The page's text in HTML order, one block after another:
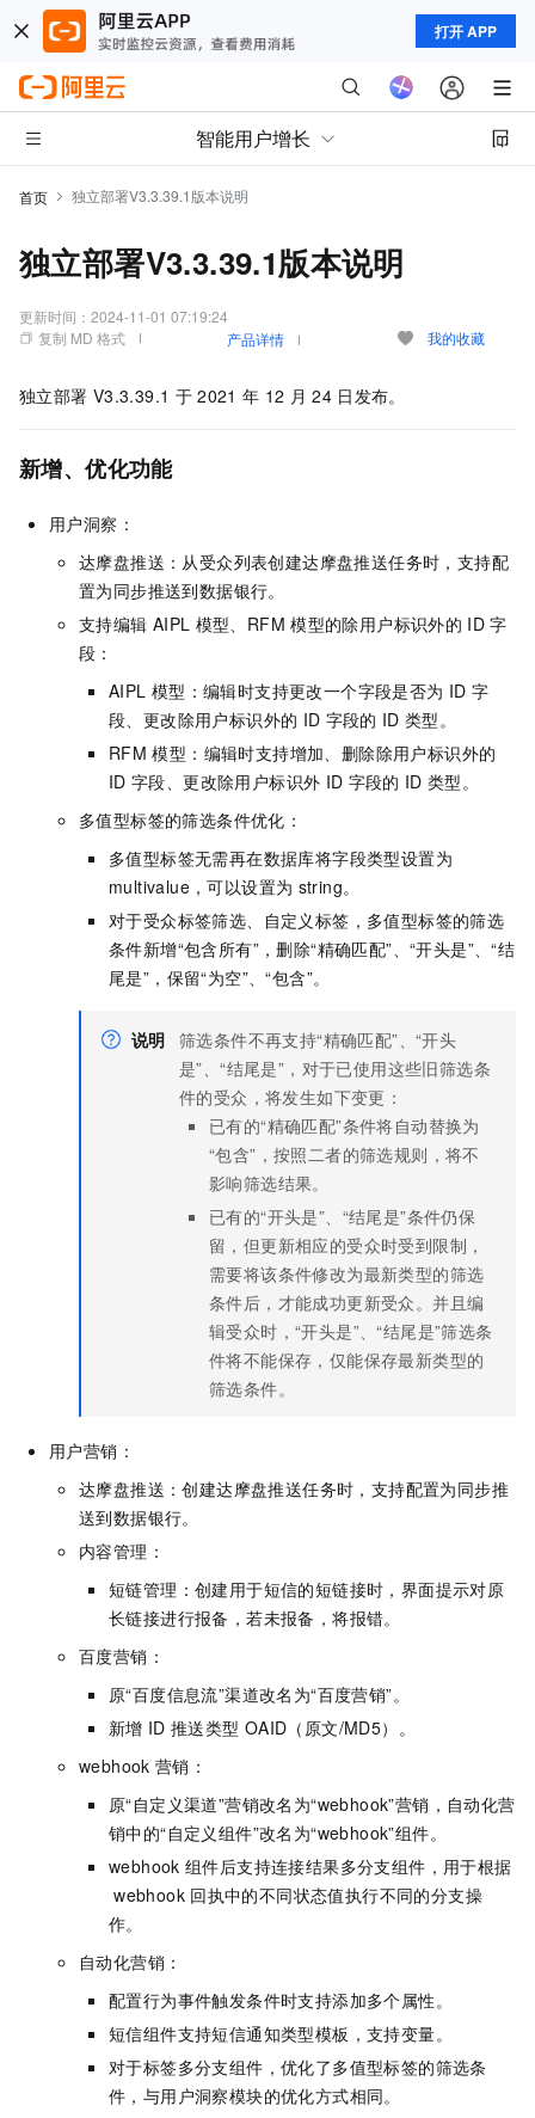
打开 APP
智能用户增长
首页 独立部署V3.3.39.1版本说明
独立部署V3.3.39.1版本说明
更新时间： 2024-11-01 07:19:24
复制 MD 格式
产品详情 我的收藏
独立部署 V3.3.39.1 于 2021 年 12 月 24 日发布。
新增、优化功能
用户洞察：
达摩盘推送：从受众列表创建达摩盘推送任务时，支持配
置为同步推送到数据银行。
支持编辑 AIPL 模型、RFM 模型的除用户标识外的 ID 字
段：
AIPL 模型：编辑时支持更改一个字段是否为 ID 字
段、更改除用户标识外的 ID 字段的 ID 类型。
RFM 模型：编辑时支持增加、删除除用户标识外的
ID 字段、更改除用户标识外 ID 字段的 ID 类型。
多值型标签的筛选条件优化：
多值型标签无需再在数据库将字段类型设置为
multivalue，可以设置为 string。
对于受众标签筛选、自定义标签，多值型标签的筛选
条件新增“包含所有”，删除“精确匹配”、“开头是”、“结
尾是”，保留“为空”、“包含”。
说明 筛选条件不再支持“精确匹配”、“开头
是”、“结尾是”，对于已使用这些旧筛选条
件的受众，将发生如下变更：
已有的“精确匹配”条件将自动替换为
“包含”，按照二者的筛选规则，将不
影响筛选结果。
已有的“开头是”、“结尾是”条件仍保
留，但更新相应的受众时受到限制，
需要将该条件修改为最新类型的筛选
条件后，才能成功更新受众。并且编
辑受众时，“开头是”、“结尾是”筛选条
件将不能保存，仅能保存最新类型的
筛选条件。
用户营销：
达摩盘推送：创建达摩盘推送任务时，支持配置为同步推
送到数据银行。
内容管理：
短链管理：创建用于短信的短链接时，界面提示对原
长链接进行报备，若未报备，将报错。
百度营销：
原“百度信息流”渠道改名为“百度营销”。
新增 ID 推送类型 OAID（原文/MD5）。
webhook 营销：
原“自定义渠道”营销改名为“webhook”营销，自动化营
销中的“自定义组件”改名为“webhook”组件。
webhook 组件后支持连接结果多分支组件，用于根据
webhook 回执中的不同状态值执行不同的分支操
作。
自动化营销：
配置行为事件触发条件时支持添加多个属性。
短信组件支持短信通知类型模板，支持变量。
对于标签多分支组件，优化了多值型标签的筛选条
件，与用户洞察模块的优化方式相同。